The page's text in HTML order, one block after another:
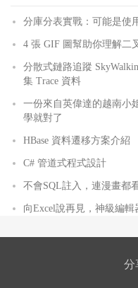
分庫分表實戰：可能是使
4 張 GIF 圖幫助你理解二
分散式鏈路追蹤
集 Trace 資料
一份來自英偉達的越南小
學就對了
HBase 資料遷移方案介紹
C# 管道式程式設計
不會SQL註入，連漫畫都
向Excel說再見，神級編輯
分